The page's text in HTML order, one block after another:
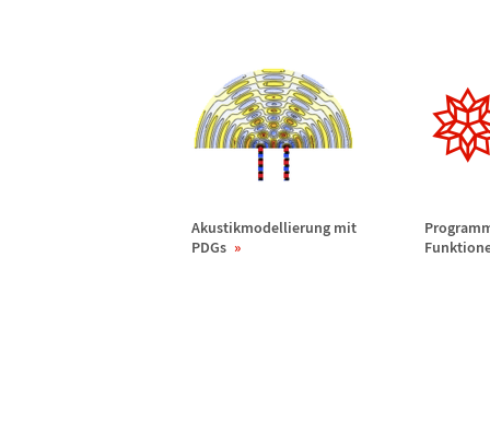
Akustikmodellierung mit
PDGs